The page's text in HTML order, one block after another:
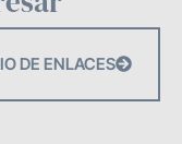
DE ENLACES